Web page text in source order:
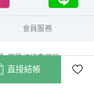
直接結帳
會員服務
: 憲騰法律事務所
70429630